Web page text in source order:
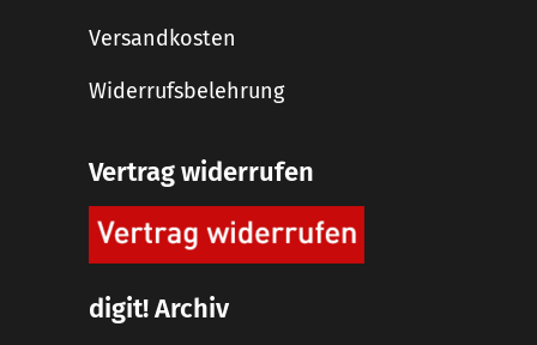
Versandkosten
Widerrufsbelehrung
Vertrag widerrufen
digit! Archiv